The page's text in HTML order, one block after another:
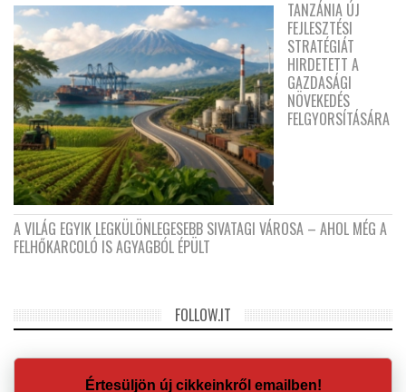
TANZÁNIA ÚJ
FEJLESZTÉSI
STRATÉGIÁT
HIRDETETT A
GAZDASÁGI
NÖVEKEDÉS
FELGYORSÍTÁSÁRA
A VILÁG EGYIK LEGKÜLÖNLEGESEBB SIVATAGI VÁROSA – AHOL MÉG A
FELHŐKARCOLÓ IS AGYAGBÓL ÉPÜLT
FOLLOW.IT
Értesüljön új cikkeinkről emailben!